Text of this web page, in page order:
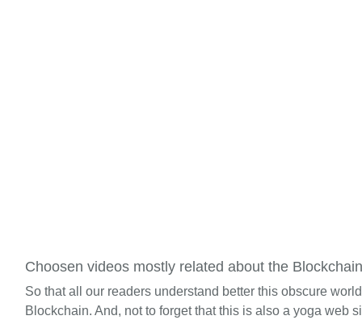
Choosen videos mostly related about the Blockchain
So that all our readers understand better this obscure
Blockchain. And, not to forget that this is also a yoga web